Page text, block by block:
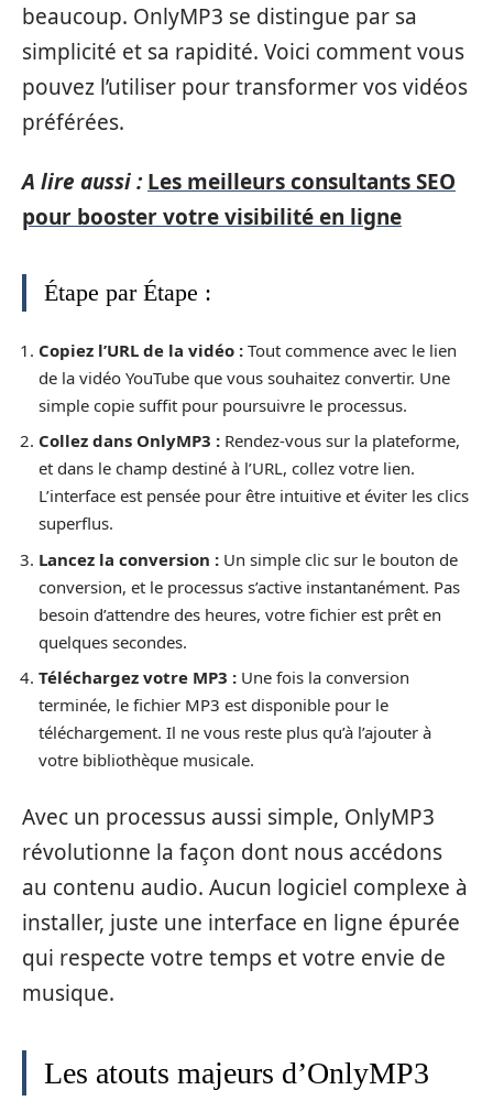
beaucoup. OnlyMP3 se distingue par sa
simplicité et sa rapidité. Voici comment vous
pouvez l’utiliser pour transformer vos vidéos
préférées.
A lire aussi : Les meilleurs consultants SEO
pour booster votre visibilité en ligne
Étape par Étape :
Copiez l’URL de la vidéo : Tout commence avec le lien
de la vidéo YouTube que vous souhaitez convertir. Une
simple copie suffit pour poursuivre le processus.
Collez dans OnlyMP3 : Rendez-vous sur la plateforme,
et dans le champ destiné à l’URL, collez votre lien.
L’interface est pensée pour être intuitive et éviter les clics
superflus.
Lancez la conversion : Un simple clic sur le bouton de
conversion, et le processus s’active instantanément. Pas
besoin d’attendre des heures, votre fichier est prêt en
quelques secondes.
Téléchargez votre MP3 : Une fois la conversion
terminée, le fichier MP3 est disponible pour le
téléchargement. Il ne vous reste plus qu’à l’ajouter à
votre bibliothèque musicale.
Avec un processus aussi simple, OnlyMP3
révolutionne la façon dont nous accédons
au contenu audio. Aucun logiciel complexe à
installer, juste une interface en ligne épurée
qui respecte votre temps et votre envie de
musique.
Les atouts majeurs d’OnlyMP3